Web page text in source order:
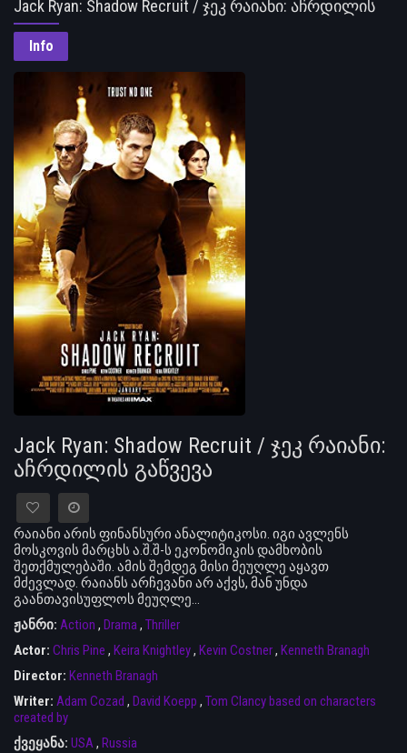
Jack Ryan: Shadow Recruit / ჯეკ რაიანი: აჩრდილის
გაწვევა
Info
Jack Ryan: Shadow Recruit / ჯეკ რაიანი:
აჩრდილის გაწვევა
რაიანი არის ფინანსური ანალიტიკოსი. იგი ავლენს
მოსკოვის მარცხს ა.შ.შ-ს ეკონომიკის დამხობის
შეთქმულებაში. ამის შემდეგ მისი მეუღლე აყავთ
მძევლად. რაიანს არჩევანი არ აქვს, მან უნდა
გაანთავისუფლოს მეუღლე…
ჟანრი: Action , Drama, Thriller
Actor: Chris Pine , Keira Knightley, Kevin Costner, Kenneth Branagh
Director: Kenneth Branagh
Writer: Adam Cozad , David Koepp , Tom Clancy based on characters
created by
ქვეყანა: USA, Russia